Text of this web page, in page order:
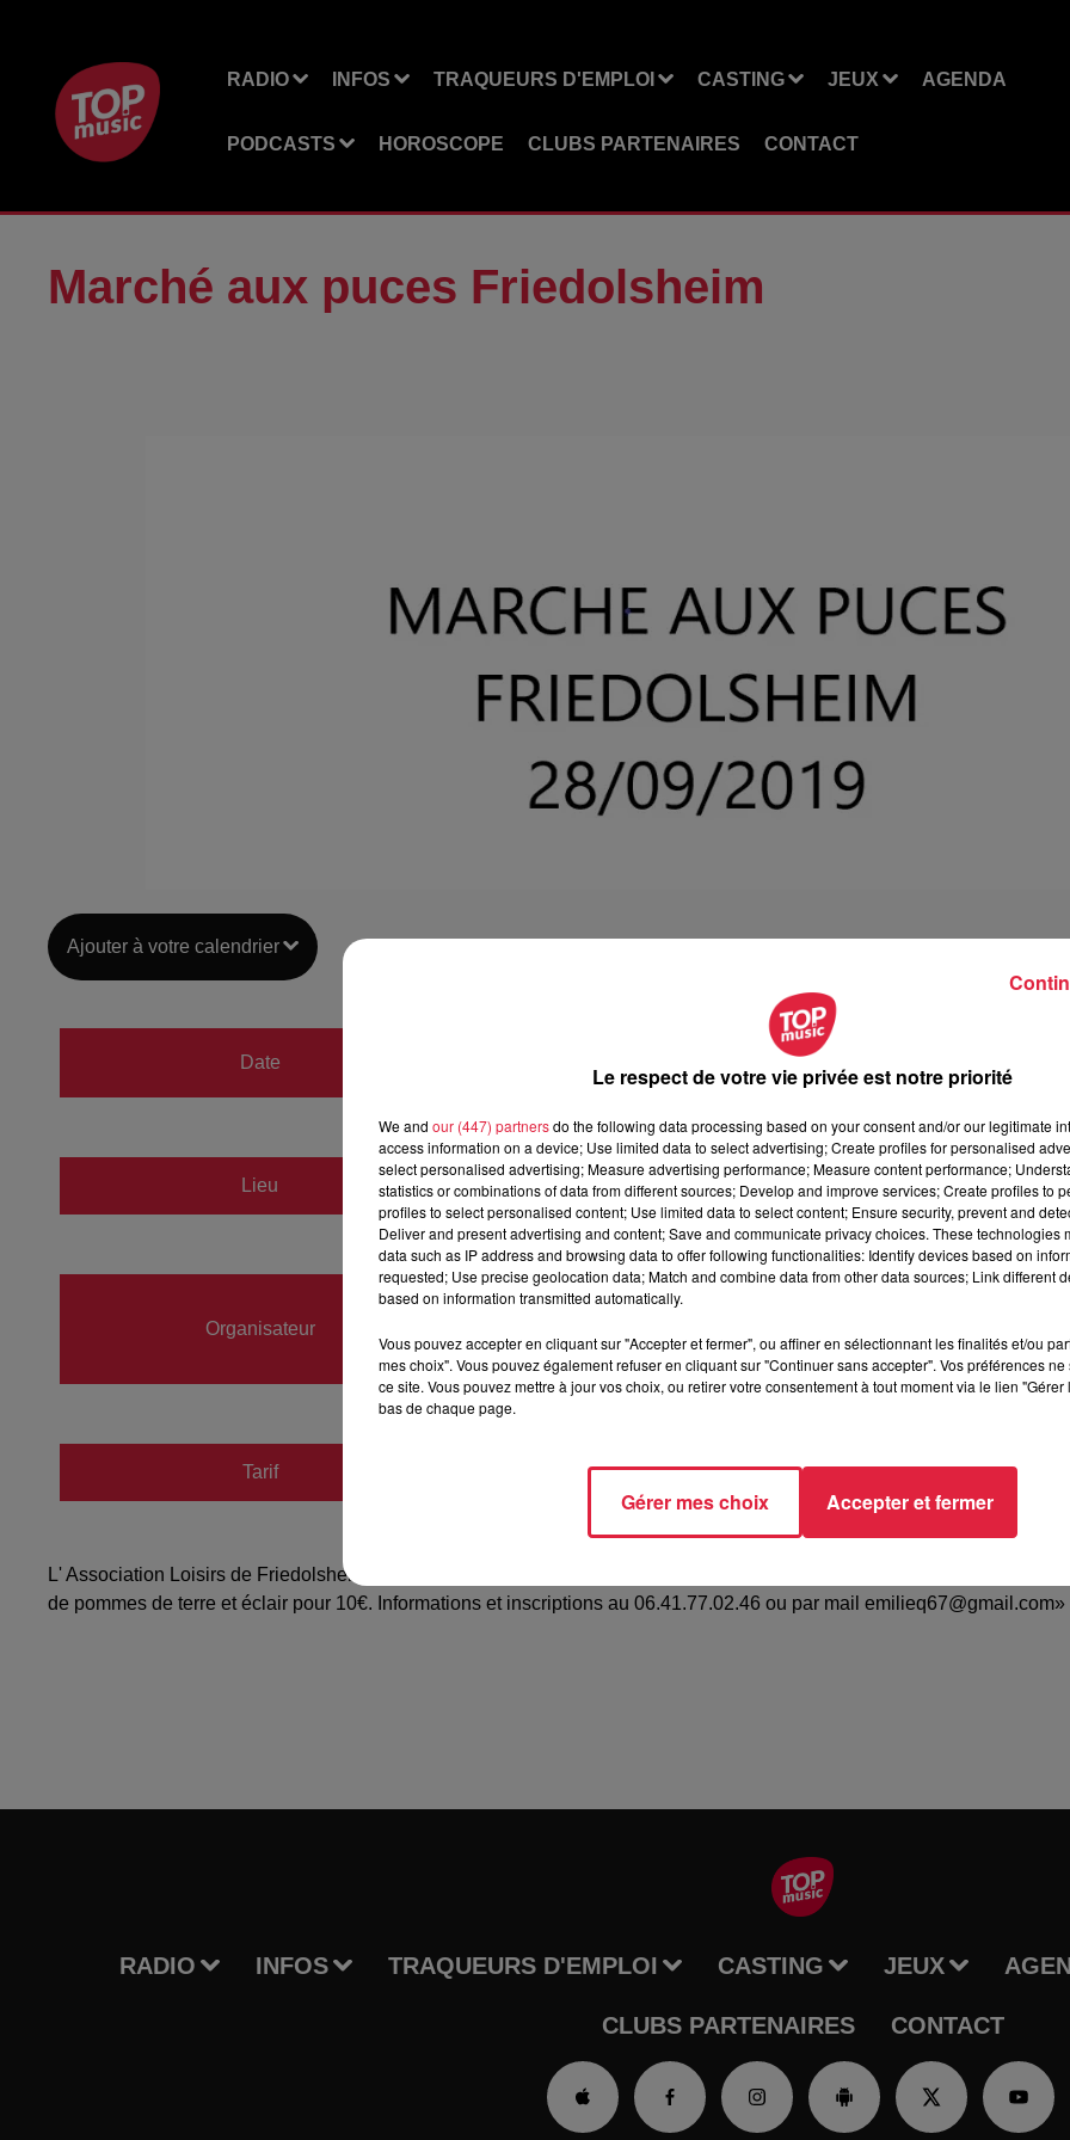
RADIO INFOS TRAQUEURS D'EMPLOI CASTING JEUX AGENDA
PODCASTS HOROSCOPE CLUBS PARTENAIRES CONTACT
Marché aux puces Friedolsheim
Ajouter à votre calendrier
Date
29 septembre 2019 à 0h00
Lieu Friedolsheim
Organisateur
Emilie Mey
emilieq67@gmail.com
Tarif
L' Association Loisirs de Friedolsheim organise un marché aux puces le dimanche 29092019 de 8h à 17h. Ouvert aux
de pommes de terre et éclair pour 10€. Informations et inscriptions au 06.41.77.02.46 ou par mail emilieq67@gmail.com»
RADIO INFOS TRAQUEURS D'EMPLOI CASTING JEUX
CLUBS PARTENAIRES CONTACT
Le respect de votre vie privée est notre priorité
We and our (447) partnersdo the following data processing based on your consent and/or our legitimate
access information on a device; Use limited data to select advertising; Create profiles for personalised
select personalised advertising; Measure advertising performance; Measure content performance;
statistics or combinations of data from different sources; Develop and improve services; Create profiles to
profiles to select personalised content; Use limited data to select content; Ensure security, prevent and
Deliver and present advertising and content; Save and communicate privacy choices. These technologies
data such as IP address and browsing data to offer following functionalities: Identify devices based on
requested; Use precise geolocation data; Match and combine data from other data sources; Link different
based on information transmitted automatically.
Vous pouvez accepter en cliquant sur "Accepter et fermer", ou affiner en sélectionnant les finalités et/ou
mes choix". Vous pouvez également refuser en cliquant sur "Continuer sans accepter". Vos préférences
ce site. Vous pouvez mettre à jour vos choix, ou retirer votre consentement à tout moment via le lien
bas de chaque page.
Gérer mes choix Accepter et fermer